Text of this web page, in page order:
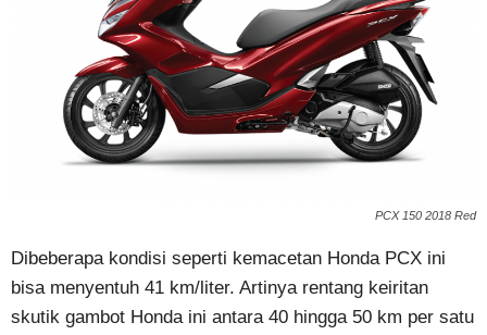
PCX 150 2018 Red
Dibeberapa kondisi seperti kemacetan Honda PCX ini
bisa menyentuh 41 km/liter. Artinya rentang keiritan
skutik gambot Honda ini antara 40 hingga 50 km per satu